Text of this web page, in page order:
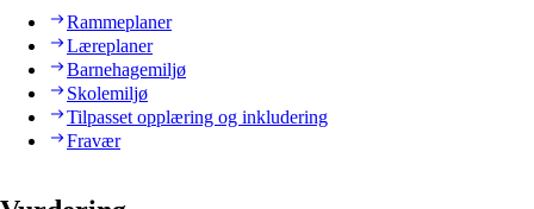
Rammeplaner
Læreplaner
Barnehagemiljø
Skolemiljø
Tilpasset opplæring og inkludering
Fravær